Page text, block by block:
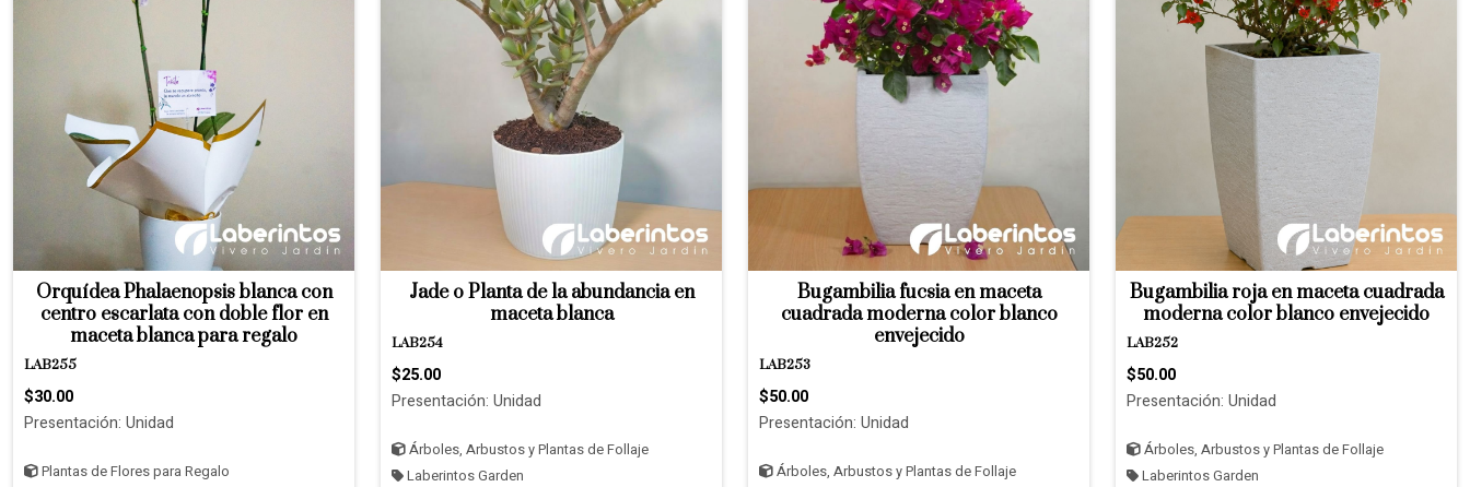
Orquídea Phalaenopsis blanca con
centro escarlata con doble flor en
maceta blanca para regalo
LAB255
$30.00
Presentación: Unidad
Plantas de Flores para Regalo
Jade o Planta de la abundancia en
maceta blanca
LAB254
$25.00
Presentación: Unidad
Árboles, Arbustos y Plantas de Follaje
Laberintos Garden
Bugambilia fucsia en maceta
cuadrada moderna color blanco
envejecido
LAB253
$50.00
Presentación: Unidad
Árboles, Arbustos y Plantas de Follaje
Bugambilia roja en maceta cuadrada
moderna color blanco envejecido
LAB252
$50.00
Presentación: Unidad
Árboles, Arbustos y Plantas de Follaje
Laberintos Garden